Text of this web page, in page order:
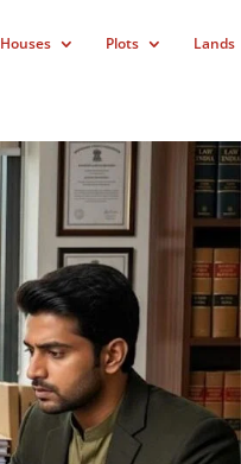
Houses Plots Lands